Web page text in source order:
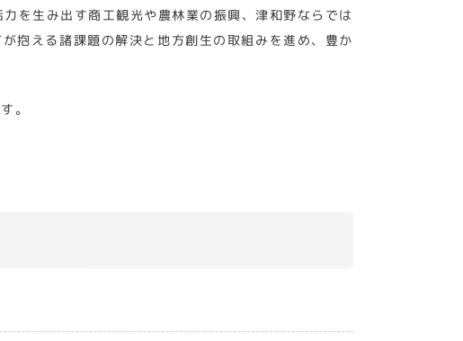
を生み出す商工観光や農林業の振興、津和野ならでは
抱える諸課題の解決と地方創生の取組みを進め、豊か
。